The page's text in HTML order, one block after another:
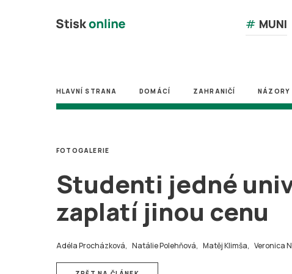
# MUNI
HLAVNÍ STRANA DOMÁCÍ ZAHRANIČÍ NÁZORY
Studenti jedné
zaplatí jinou cenu
Adéla Procházková, Natálie Polehňová, Matěj Klimša, Veronica
FOTOGALERIE